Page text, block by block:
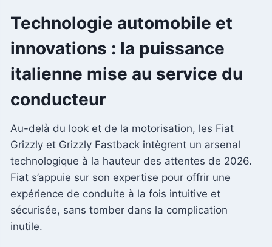
Technologie automobile et
innovations : la puissance
italienne mise au service du
conducteur
Au-delà du look et de la motorisation, les Fiat
Grizzly et Grizzly Fastback intègrent un arsenal
technologique à la hauteur des attentes de 2026.
Fiat s’appuie sur son expertise pour offrir une
expérience de conduite à la fois intuitive et
sécurisée, sans tomber dans la complication
inutile.